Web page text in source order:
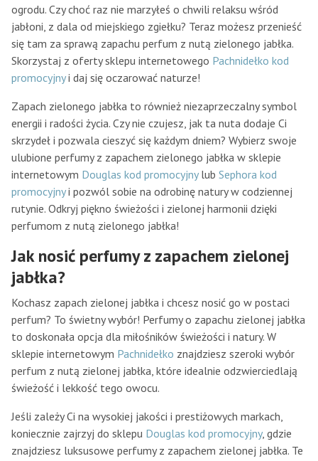
ogrodu. Czy choć raz nie marzyłeś o chwili relaksu wśród
jabłoni, z dala od miejskiego zgiełku? Teraz możesz przenieść
się tam za sprawą zapachu perfum z nutą zielonego jabłka.
Skorzystaj z oferty sklepu internetowego Pachnidełko kod
promocyjnyi daj się oczarować naturze!
Zapach zielonego jabłka to również niezaprzeczalny symbol
energii i radości życia. Czy nie czujesz, jak ta nuta dodaje Ci
skrzydeł i pozwala cieszyć się każdym dniem? Wybierz swoje
ulubione perfumy z zapachem zielonego jabłka w sklepie
internetowym Douglas kod promocyjnylub Sephora kod
promocyjnyi pozwól sobie na odrobinę natury w codziennej
rutynie. Odkryj piękno świeżości i zielonej harmonii dzięki
perfumom z nutą zielonego jabłka!
Jak nosić perfumy z zapachem zielonej
jabłka?
Kochasz zapach zielonej jabłka i chcesz nosić go w postaci
perfum? To świetny wybór! Perfumy o zapachu zielonej jabłka
to doskonała opcja dla miłośników świeżości i natury. W
sklepie internetowym Pachnidełko znajdziesz szeroki wybór
perfum z nutą zielonej jabłka, które idealnie odzwierciedlają
świeżość i lekkość tego owocu.
Jeśli zależy Ci na wysokiej jakości i prestiżowych markach,
koniecznie zajrzyj do sklepu Douglas kod promocyjny, gdzie
znajdziesz luksusowe perfumy z zapachem zielonej jabłka. Te